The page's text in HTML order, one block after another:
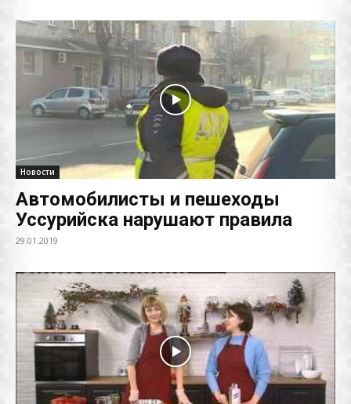
Новости
Автомобилисты и пешеходы
Уссурийска нарушают правила
29.01.2019